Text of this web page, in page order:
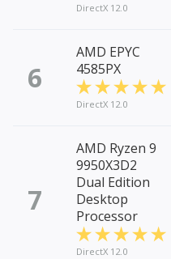
DirectX 12.0
6
AMD EPYC
4585PX
DirectX 12.0
7
AMD Ryzen 9
9950X3D2
Dual Edition
Desktop
Processor
DirectX 12.0